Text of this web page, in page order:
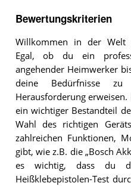
Bewertungskriterien
Willkommen in der Welt
Egal, ob du ein
angehender Heimwerker
deine Bedürfnisse
Herausforderung
ein wichtiger Bestandteil
Wahl des richtigen
zahlreichen Funktionen,
gibt, wie z.B. die „Bosch
es wichtig, dass du
Heißklebepistolen-Test